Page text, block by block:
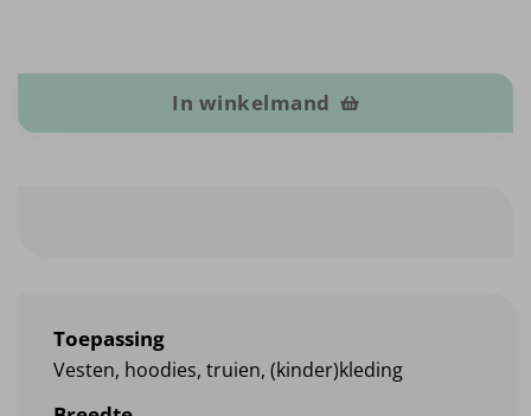
In winkelmand
Toepassing
Vesten, hoodies, truien, (kinder)kleding